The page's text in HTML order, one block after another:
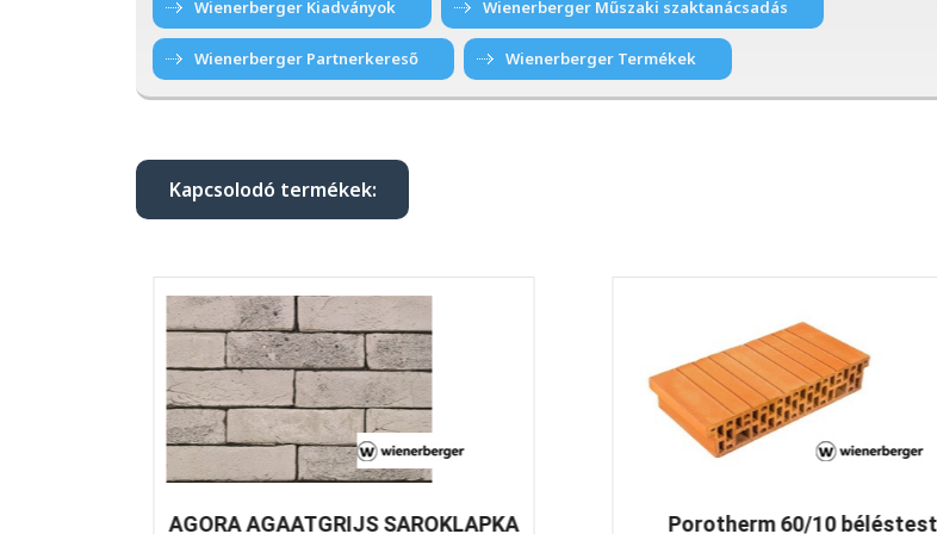
Wienerberger Kiadványok Wienerberger Műszaki szaktanácsadás
Wienerberger Partnerkereső Wienerberger Termékek
Kapcsolodó termékek:
AGORA AGAATGRIJS SAROKLAPKA Porotherm 60/10 béléstest